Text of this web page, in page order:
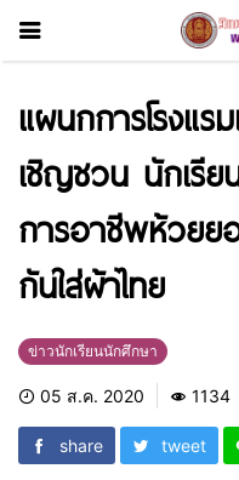
แผนกการโรงแร
เชิญชวน นักเรี
การอาชีพห้วย
กันใส่ผ้าไทย
ข่าวนักเรียนนักศึกษา
05 ส.ค. 2020 1134
share tweet